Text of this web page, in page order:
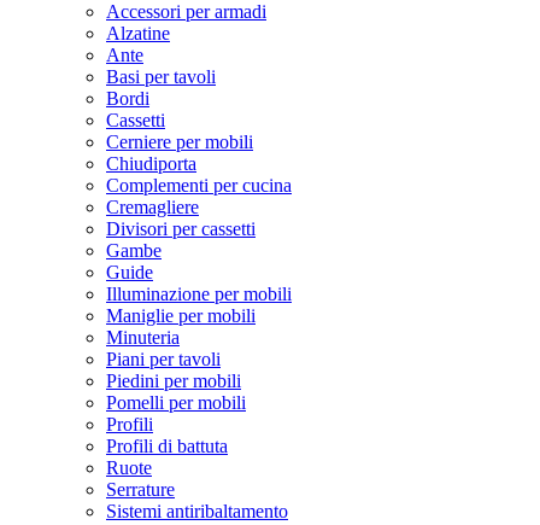
Accessori per armadi
Alzatine
Ante
Basi per tavoli
Bordi
Cassetti
Cerniere per mobili
Chiudiporta
Complementi per cucina
Cremagliere
Divisori per cassetti
Gambe
Guide
Illuminazione per mobili
Maniglie per mobili
Minuteria
Piani per tavoli
Piedini per mobili
Pomelli per mobili
Profili
Profili di battuta
Ruote
Serrature
Sistemi antiribaltamento